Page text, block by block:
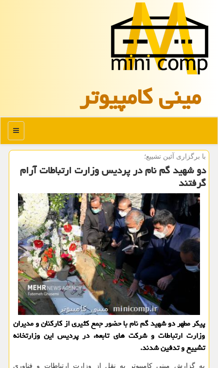
مینی كامپیوتر
منو
با برگزاری آئین تشییع؛
دو شهید گم نام در پردیس وزارت ارتباطات آرام
گرفتند
پیکر مطهر دو شهید گم نام با حضور جمع کثیری از کارکنان و مدیران
وزارت ارتباطات و شرکت های تابعه، در پردیس این وزارتخانه
تشییع و تدفین شدند.
به گزارش مینی کامپیوتر به نقل از وزارت ارتباطات و فناوری